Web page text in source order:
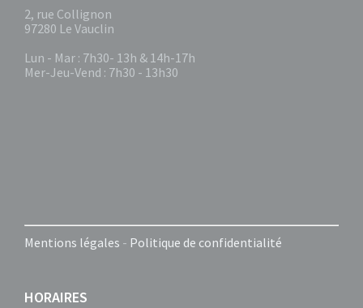
2, rue Collignon
97280 Le Vauclin
Lun - Mar : 7h30- 13h & 14h-17h
Mer-Jeu-Vend : 7h30 - 13h30
Mentions légales - Politique de confidentialité
HORAIRES